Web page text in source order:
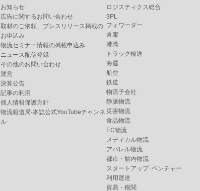
お知らせ
広告に関するお問い合わせ
取材のご依頼、プレスリリース掲載の
お申込み
物流セミナー情報の掲載申込み
ニュース配信登録
その他のお問い合わせ
運営
決算公告
記事の利用
個人情報保護方針
物流報道局-本誌公式YouTubeチャンネ
ル-
ロジスティクス総合
3PL
フォワーダー
倉庫
港湾
トラック輸送
海運
航空
鉄道
物流子会社
静脈物流
災害物流
食品物流
EC物流
メディカル物流
アパレル物流
都市・館内物流
スタートアップ･ベンチャー
利用運送
貿易・税関